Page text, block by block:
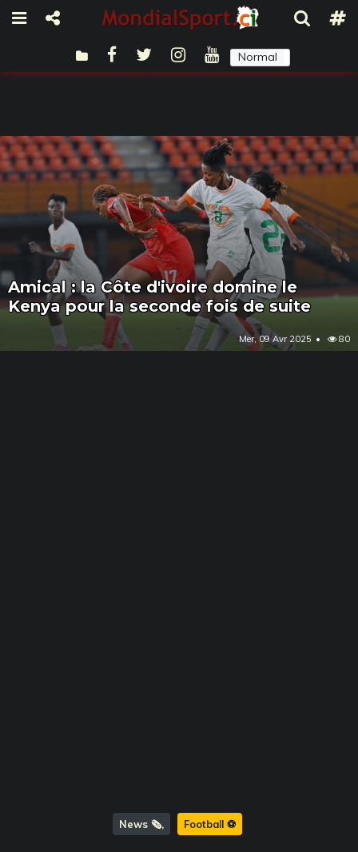
Normal
Amical : la Côte d'ivoire domine le
Kenya pour la seconde fois de suite
Mer, 09 Avr 2025 80
News 🗞️ Football ⚽️